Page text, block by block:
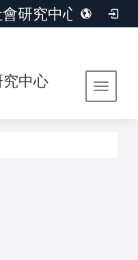
研究中心
Toggle
中心